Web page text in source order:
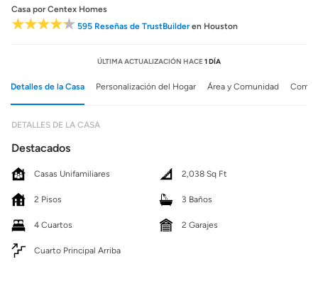
Casa por Centex Homes
595 Reseñas de TrustBuilderen Houston
ÚLTIMA ACTUALIZACIÓN HACE1 DÍA
Detalles de la Casa Personalización del Hogar Área y Comunidad
DETALLES DE LA CASA
Destacados
Casas Unifamiliares 2,038 Sq Ft
2 Pisos 3 Baños
4 Cuartos 2 Garajes
Cuarto Principal Arriba